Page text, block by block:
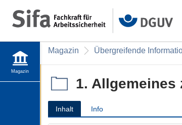
Magazin
Übergreifende
Magazin
1. Allgemeines
Inhalt Info